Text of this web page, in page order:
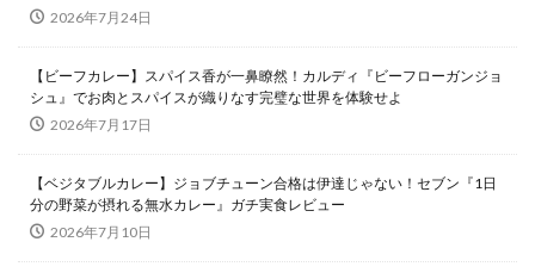
2026年7月24日
【ビーフカレー】スパイス香が一鼻瞭然！カルディ『ビーフローガンジョ
シュ』でお肉とスパイスが織りなす完璧な世界を体験せよ
2026年7月17日
【ベジタブルカレー】ジョブチューン合格は伊達じゃない！セブン『1日
分の野菜が摂れる無水カレー』ガチ実食レビュー
2026年7月10日